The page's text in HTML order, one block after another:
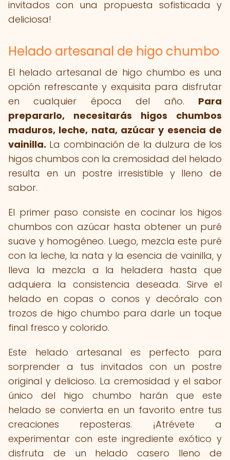
invitados con una propuesta sofisticada y
deliciosa!
Helado artesanal de higo chumbo
El helado artesanal de higo chumbo es una
opción refrescante y exquisita para disfrutar
en cualquier época del año. Para
prepararlo, necesitarás higos chumbos
maduros, leche, nata, azúcar y esencia de
vainilla. La combinación de la dulzura de los
higos chumbos con la cremosidad del helado
resulta en un postre irresistible y lleno de
sabor.
El primer paso consiste en cocinar los higos
chumbos con azúcar hasta obtener un puré
suave y homogéneo. Luego, mezcla este puré
con la leche, la nata y la esencia de vainilla, y
lleva la mezcla a la heladera hasta que
adquiera la consistencia deseada. Sirve el
helado en copas o conos y decóralo con
trozos de higo chumbo para darle un toque
final fresco y colorido.
Este helado artesanal es perfecto para
sorprender a tus invitados con un postre
original y delicioso. La cremosidad y el sabor
único del higo chumbo harán que este
helado se convierta en un favorito entre tus
creaciones reposteras. ¡Atrévete a
experimentar con este ingrediente exótico y
disfruta de un helado casero lleno de